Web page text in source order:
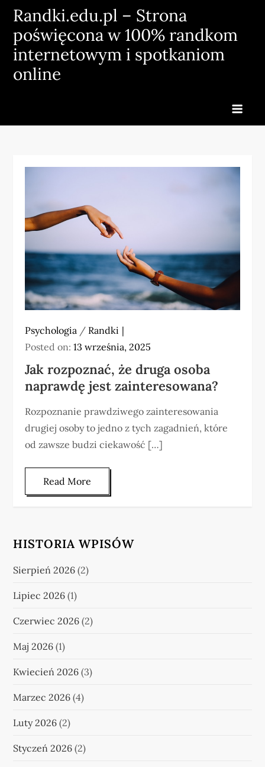
Skip
content
Randki.edu.pl – Strona
poświęcona w 100% randkom
internetowym i spotkaniom
online
Psychologia / Randki
Posted on:13 września, 2025
Jak rozpoznać, że druga osoba
naprawdę jest zainteresowana?
Rozpoznanie prawdziwego zainteresowania
drugiej osoby to jedno z tych zagadnień, które
od zawsze budzi ciekawość […]
Read More
HISTORIA WPISÓW
Sierpień 2026 (2)
Lipiec 2026 (1)
Czerwiec 2026 (2)
Maj 2026 (1)
Kwiecień 2026 (3)
Marzec 2026 (4)
Luty 2026 (2)
Styczeń 2026 (2)